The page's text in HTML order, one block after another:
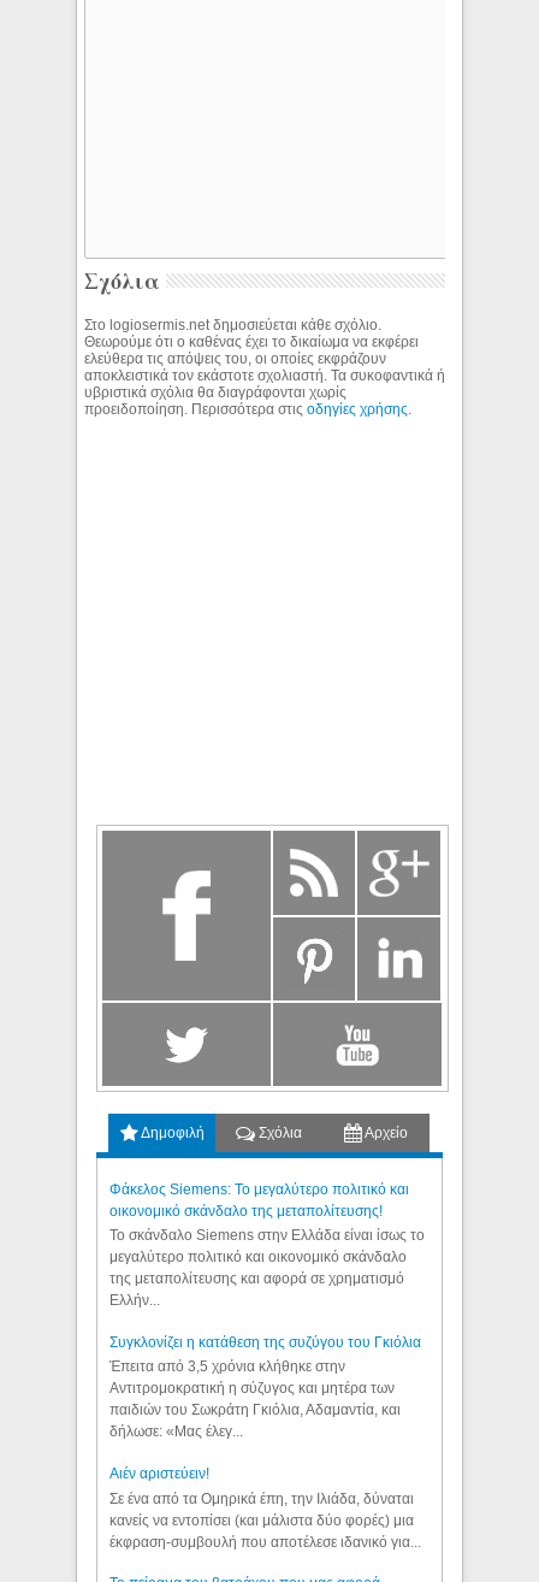
Σχόλια
Στο logiosermis.net δημοσιεύεται κάθε σχόλιο.
Θεωρούμε ότι ο καθένας έχει το δικαίωμα να εκφέρει
ελεύθερα τις απόψεις του, οι οποίες εκφράζουν
αποκλειστικά τον εκάστοτε σχολιαστή. Τα συκοφαντικά ή
υβριστικά σχόλια θα διαγράφονται χωρίς
προειδοποίηση. Περισσότερα στιςοδηγίες χρήσης.
Δημοφιλή Σχόλια Αρχείο
Φάκελος Siemens: Το μεγαλύτερο πολιτικό και
οικονομικό σκάνδαλο της μεταπολίτευσης!
Το σκάνδαλο Siemens στην Ελλάδα είναι ίσως το
μεγαλύτερο πολιτικό και οικονομικό σκάνδαλο
της μεταπολίτευσης και αφορά σε χρηματισμό
Ελλήν...
Συγκλονίζει η κατάθεση της συζύγου του Γκιόλια
Έπειτα από 3,5 χρόνια κλήθηκε στην
Αντιτρομοκρατική η σύζυγος και μητέρα των
παιδιών του Σωκράτη Γκιόλια, Αδαμαντία, και
δήλωσε: «Μας έλεγ...
Aιέν αριστεύειν!
Σε ένα από τα Ομηρικά έπη, την Ιλιάδα, δύναται
κανείς να εντοπίσει (και μάλιστα δύο φορές) μια
έκφραση-συμβουλή που αποτέλεσε ιδανικό για...